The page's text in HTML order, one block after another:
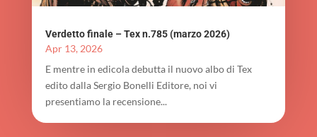
Verdetto finale – Tex n.785 (marzo 2026)
Apr 13, 2026
E mentre in edicola debutta il nuovo albo di Tex
edito dalla Sergio Bonelli Editore, noi vi
presentiamo la recensione...